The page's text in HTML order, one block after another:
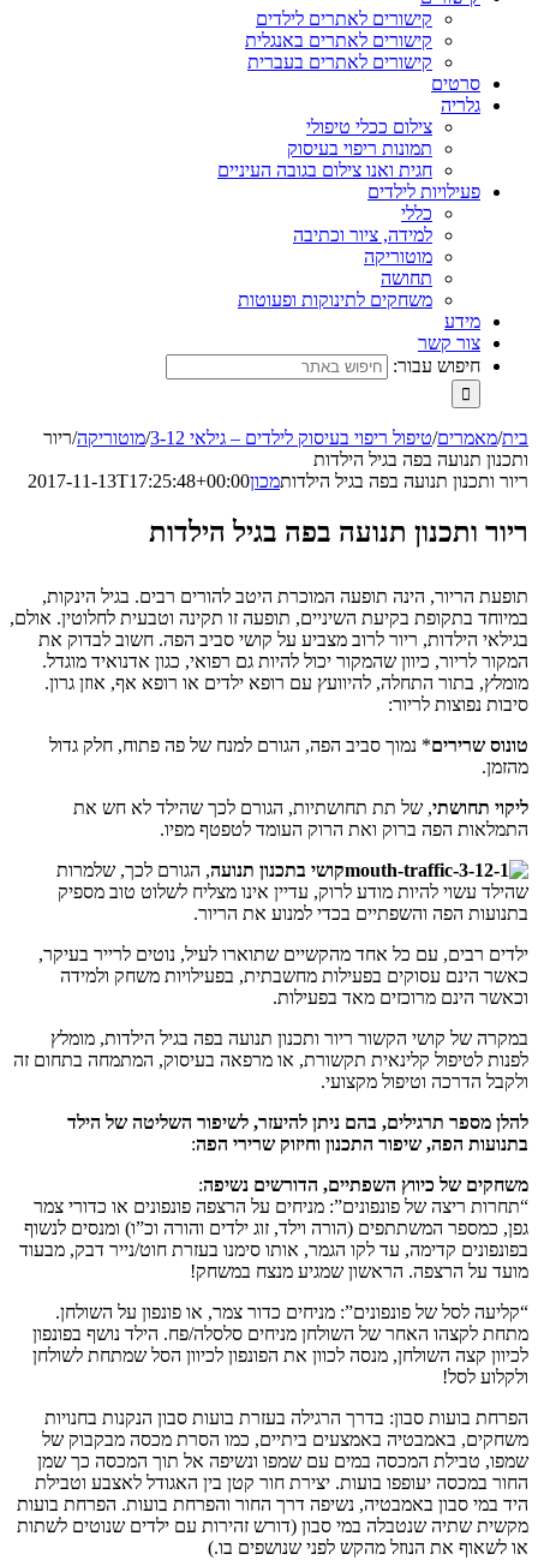
קישורים לאתרים לילדים
קישורים לאתרים באנגלית
קישורים לאתרים בעברית
סרטים
גלריה
צילום ככלי טיפולי
תמונות ריפוי בעיסוק
חגית ואנו צילום בגובה העיניים
פעילויות לילדים
כללי
למידה, ציור וכתיבה
מוטוריקה
תחושה
משחקים לתינוקות ופעוטות
מידע
צור קשר
חיפוש עבור:
בית/מאמרים/טיפול ריפוי בעיסוק לילדים – גילאי 3-12 /מוטוריקה/ריור
ותכנון תנועה בפה בגיל הילדות
ריור ותכנון תנועה בפה בגיל הילדותמכון2017-11-13T17:25:48+00:00
ריור ותכנון תנועה בפה בגיל הילדות
תופעת הריור, הינה תופעה המוכרת היטב להורים רבים. בגיל הינקות,
במיוחד בתקופת בקיעת השיניים, תופעה זו תקינה וטבעית לחלוטין. אולם,
בגילאי הילדות, ריור לרוב מצביע על קושי סביב הפה. חשוב לבדוק את
המקור לריור, כיוון שהמקור יכול להיות גם רפואי, כגון אדנואיד מוגדל.
מומלץ, בתור התחלה, להיוועץ עם רופא ילדים או רופא אף, אוזן גרון.
סיבות נפוצות לריור:
טונוס שרירים* נמוך סביב הפה, הגורם למנח של פה פתוח, חלק גדול
מהזמן.
ליקוי תחושתי, של תת תחושתיות, הגורם לכך שהילד לא חש את
התמלאות הפה ברוק ואת הרוק העומד לטפטף מפיו.
קושי בתכנון תנועה, הגורם לכך, שלמרות
שהילד עשוי להיות מודע לרוק, עדיין אינו מצליח לשלוט טוב מספיק
בתנועות הפה והשפתיים בכדי למנוע את הריור.
ילדים רבים, עם כל אחד מהקשיים שתוארו לעיל, נוטים לרייר בעיקר,
כאשר הינם עסוקים בפעילות מחשבתית, בפעילויות משחק ולמידה
וכאשר הינם מרוכזים מאד בפעילות.
במקרה של קושי הקשור ריור ותכנון תנועה בפה בגיל הילדות, מומלץ
לפנות לטיפול קלינאית תקשורת, או מרפאה בעיסוק, המתמחה בתחום זה
ולקבל הדרכה וטיפול מקצועי.
להלן מספר תרגילים, בהם ניתן להיעזר, לשיפור השליטה של הילד
בתנועות הפה, שיפור התכנון וחיזוק שרירי הפה:
משחקים של כיווץ השפתיים, הדורשים נשיפה:
“תחרות ריצה של פונפונים”: מניחים על הרצפה פונפונים או כדורי צמר
גפן, כמספר המשתתפים (הורה וילד, זוג ילדים והורה וכ”ו) ומנסים לנשוף
בפונפונים קדימה, עד לקו הגמר, אותו סימנו בעזרת חוט/נייר דבק, מבעוד
מועד על הרצפה. הראשון שמגיע מנצח במשחק!
“קליעה לסל של פונפונים”: מניחים כדור צמר, או פונפון על השולחן.
מתחת לקצהו האחר של השולחן מניחים סלסלה/פח. הילד נושף בפונפון
לכיוון קצה השולחן, מנסה לכוון את הפונפון לכיוון הסל שמתחת לשולחן
ולקלוע לסל!
הפרחת בועות סבון: בדרך הרגילה בעזרת בועות סבון הנקנות בחנויות
משחקים, באמבטיה באמצעים ביתיים, כמו הסרת מכסה מבקבוק של
שמפו, טבילת המכסה במים עם שמפו ונשיפה אל תוך המכסה כך שמן
החור במכסה יעופפו בועות. יצירת חור קטן בין האגודל לאצבע וטבילת
היד במי סבון באמבטיה, נשיפה דרך החור והפרחת בועות. הפרחת בועות
מקשית שתיה שנטבלה במי סבון (דורש זהירות עם ילדים שנוטים לשתות
או לשאוף את הנוזל מהקש לפני שנושפים בו.)